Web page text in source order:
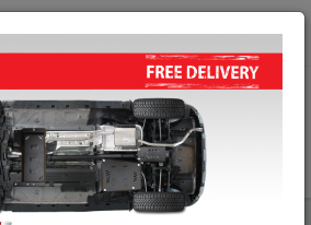
info@cachesousmoteur.fr